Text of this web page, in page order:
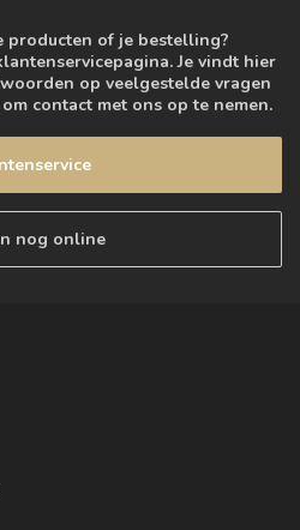
producten of je bestelling?
Je vindt hier
op veelgestelde vragen
contact met ons op te nemen.
nog online